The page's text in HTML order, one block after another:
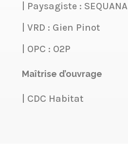
| Paysagiste : SEQUANA
| VRD : Gien Pinot
| OPC : O2P
Maîtrise d’ouvrage
| CDC Habitat